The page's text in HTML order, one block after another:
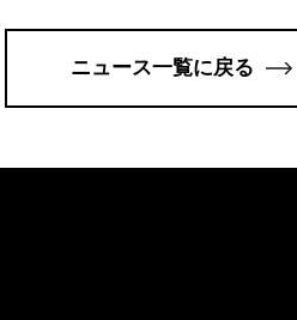
ニュース一覧に戻る